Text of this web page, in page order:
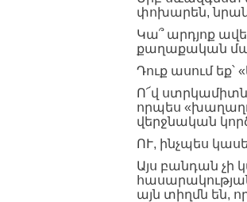
փոխարեն, նրան
Կա՞ արդյոք
քաղաքական
Դուք ասում եք՝
Ո՜վ
որպես
վերջնական
ՈՒ, ինչպես
Այս բանդան չի
այն տիղմն են,